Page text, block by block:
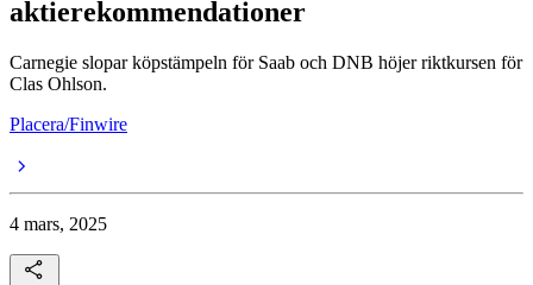
aktierekommendationer
Carnegie slopar köpstämpeln för Saab och DNB höjer riktkursen för
Clas Ohlson.
Placera/Finwire
4 mars, 2025